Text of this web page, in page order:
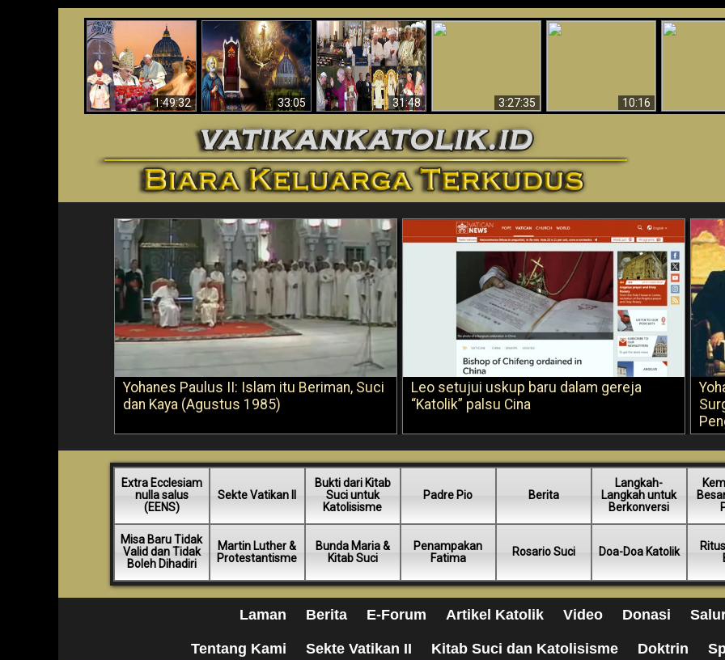
1:49:32
Wahyu di Vatikan
Sekarang
33:05
Apakah Alkitab
Memprediksikan 70
Tahun Tanpa
Seorang Paus?
31:48
Vatikan II Adalah
Agama Baru
3:27:35
Video (Edisi Final)
10:16
Yohanes Paulus II: Islam itu Beriman, Suci
dan Kaya (Agustus 1985)
Leo setujui uskup baru dalam gereja
“Katolik” palsu Cina
Extra Ecclesiam
nulla salus
(EENS)
Sekte Vatikan II
Bukti dari Kitab
Suci untuk
Katolisisme
Padre Pio Berita
Langkah-
Langkah untuk
Berkonversi
Misa Baru Tidak
Valid dan Tidak
Boleh Dihadiri
Martin Luther &
Protestantisme
Bunda Maria &
Kitab Suci
Penampakan
Fatima
Rosario Suci Doa-Doa Katolik
Laman Berita E-Forum Artikel Katolik Video Donasi
Tentang Kami Sekte Vatikan II Kitab Suci dan Katolisisme Doktrin